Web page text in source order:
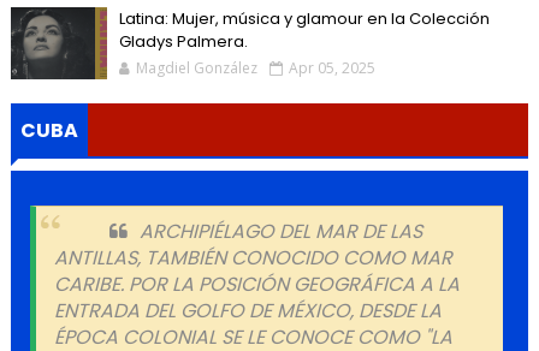
Latina: Mujer, música y glamour en la Colección
Gladys Palmera.
Magdiel González Apr 05, 2025
CUBA
ARCHIPIÉLAGO DEL MAR DE LAS
ANTILLAS, TAMBIÉN CONOCIDO COMO MAR
CARIBE. POR LA POSICIÓN GEOGRÁFICA A LA
ENTRADA DEL GOLFO DE MÉXICO, DESDE LA
ÉPOCA COLONIAL SE LE CONOCE COMO "LA